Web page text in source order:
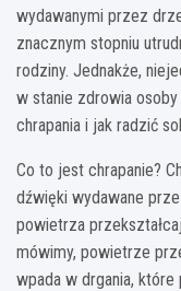
wydawanymi przez
znacznym stopniu
rodziny. Jednakże,
w stanie zdrowia
chrapania i jak radzić
Co to jest chrapanie?
dźwięki wydawane
powietrza
mówimy, powietrze
wpada w drgania,